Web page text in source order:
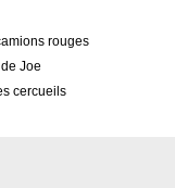
rouges
Joe
cercueils